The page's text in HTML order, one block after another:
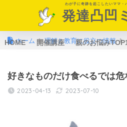
わが子に奇跡を起こしたいママ・
発達凸凹
HOME 開催講座 親のお悩み
ホーム 理解と教育に役立つ情報
好きなものだけ食べるでは危
2023-04-13 2023-07-10